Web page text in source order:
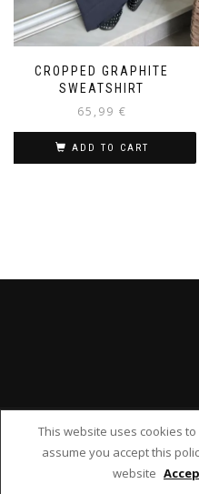
CROPPED GRAPHITE
SWEATSHIRT
65,99 €
ADD TO CART
©2024 -
This website uses cookies
assume you accept this
website